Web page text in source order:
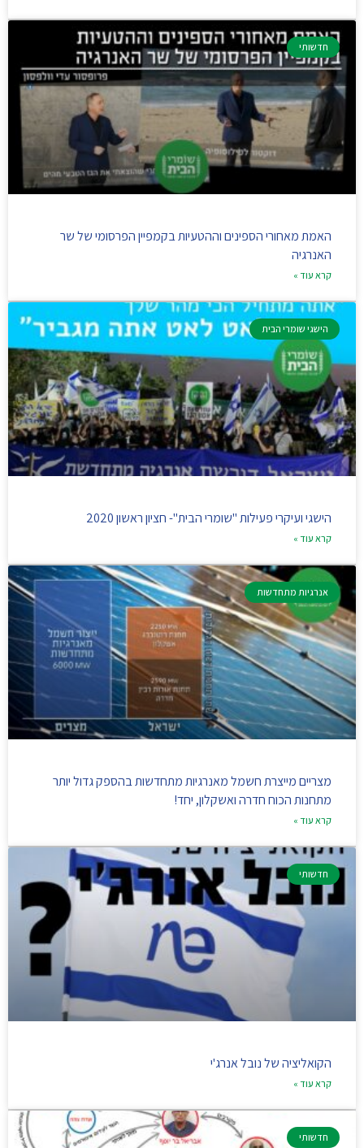
חדשותי
האמת מאחורי הספינים וההטעיות בקמפיין הפרסומי של שר
האנרגיה
קרא עוד »
הישגי שומרי הבית
הישגי ועיקרי פעילות "שומרי הבית"- חציון ראשון 2020
קרא עוד »
אנרגיות מתחדשות
מצריים מייצרת חשמל מאנרגיות מתחדשות בהספק גדול יותר
מתחנות הכוח חדרה ואשקלון, יחד!
קרא עוד »
חדשותי
הקואליציה של נובל אנרג'י
קרא עוד »
חדשותי